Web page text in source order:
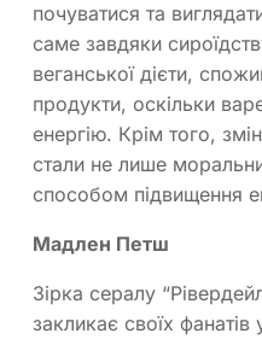
почуватися та
саме завдяки
веганської дієти,
продукти, оскільки
енергію. Крім того,
стали не лише
способом підвищення
Мадлен Петш
Зірка сералу
закликає своїх фанатів